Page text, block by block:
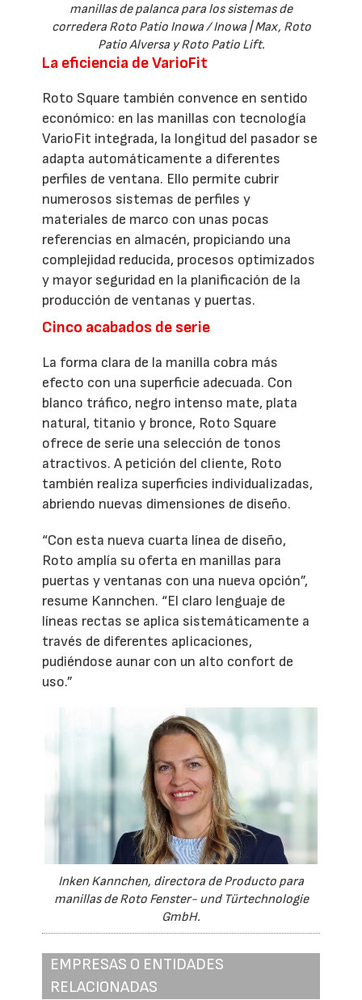
manillas de palanca para los sistemas de
corredera Roto Patio Inowa / Inowa | Max, Roto
Patio Alversa y Roto Patio Lift.
La eficiencia de VarioFit
Roto Square también convence en sentido
económico: en las manillas con tecnología
VarioFit integrada, la longitud del pasador se
adapta automáticamente a diferentes
perfiles de ventana. Ello permite cubrir
numerosos sistemas de perfiles y
materiales de marco con unas pocas
referencias en almacén, propiciando una
complejidad reducida, procesos optimizados
y mayor seguridad en la planificación de la
producción de ventanas y puertas.
Cinco acabados de serie
La forma clara de la manilla cobra más
efecto con una superficie adecuada. Con
blanco tráfico, negro intenso mate, plata
natural, titanio y bronce, Roto Square
ofrece de serie una selección de tonos
atractivos. A petición del cliente, Roto
también realiza superficies individualizadas,
abriendo nuevas dimensiones de diseño.
“Con esta nueva cuarta línea de diseño,
Roto amplía su oferta en manillas para
puertas y ventanas con una nueva opción”,
resume Kannchen. “El claro lenguaje de
líneas rectas se aplica sistemáticamente a
través de diferentes aplicaciones,
pudiéndose aunar con un alto confort de
uso.”
Inken Kannchen, directora de Producto para
manillas de Roto Fenster- und Türtechnologie
GmbH.
EMPRESAS O ENTIDADES
RELACIONADAS